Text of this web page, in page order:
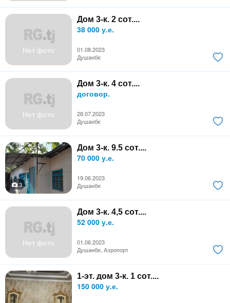
Нет фото
Дом 3-к. 2 сот....
38 000 у.е.
01.08.2023
Душанбе
Нет фото
Дом 3-к. 4 сот....
договор.
28.07.2023
Душанбе
Дом 3-к. 9.5 сот....
70 000 у.е.
19.06.2023
3
Душанбе
Нет фото
Дом 3-к. 4,5 сот....
52 000 у.е.
01.06.2023
Душанбе, Аэропорт
1-эт. дом 3-к. 1 сот....
150 000 у.е.